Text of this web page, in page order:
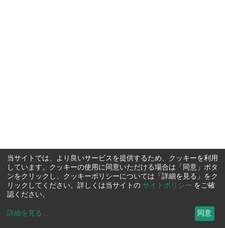
当サイトでは、より良いサービスを提供するため、クッキーを利用
しています。クッキーの使用に同意いただける場合は「同意」ボタ
ンをクリックし、クッキーポリシーについては「詳細を見る」をク
リックしてください。詳しくは当サイトの サイトポリシー をご確
認ください。
詳細を見る ... 同意